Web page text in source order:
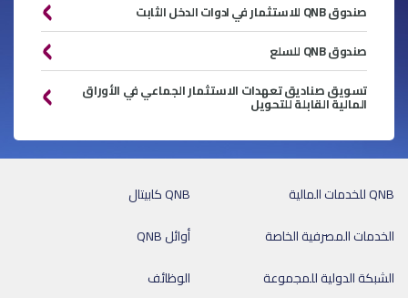
صندوق QNB للاستثمار في ادوات الدخل الثابت
صندوق QNB للسلع
تسويق صناديق تعهدات الاستثمار الجماعي في الأوراق
المالية القابلة للتحويل
QNB كابيتال
QNB للخدمات المالية
أوائل QNB
الخدمات المصرفية الخاصة
الوظائف
الشبكة الدولية للمجموعة